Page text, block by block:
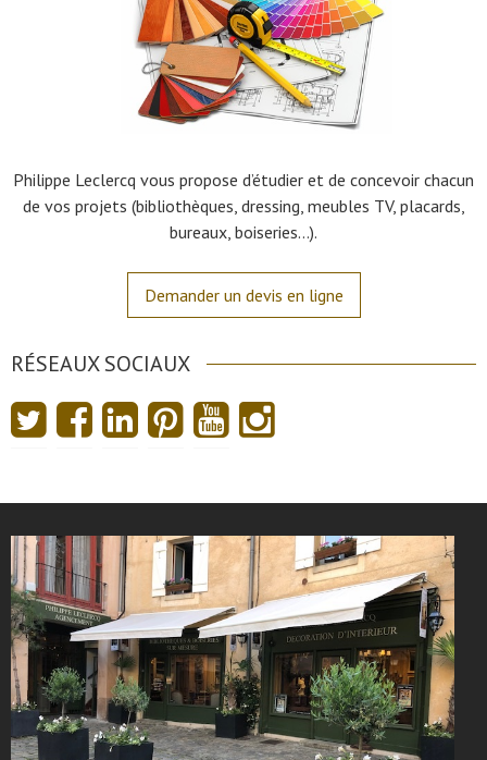
Philippe Leclercq vous propose d’étudier et de concevoir chacun
de vos projets (bibliothèques, dressing, meubles TV, placards,
bureaux, boiseries…).
Demander un devis en ligne
RÉSEAUX SOCIAUX